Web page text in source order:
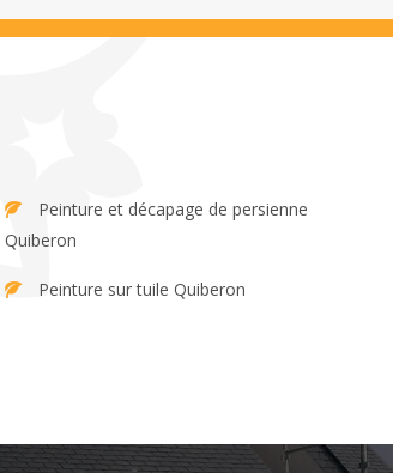
Quiberon
Peinture sur tuile Quiberon